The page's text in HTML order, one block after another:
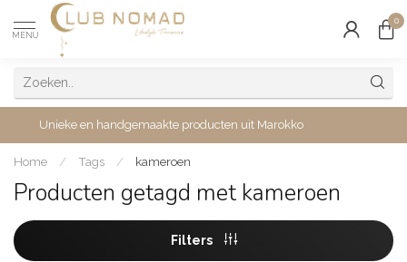
MENU
0
Unieke en handgemaakte producten uit Marokko
Home / Tags / kameroen
Producten getagd met kameroen
Filters